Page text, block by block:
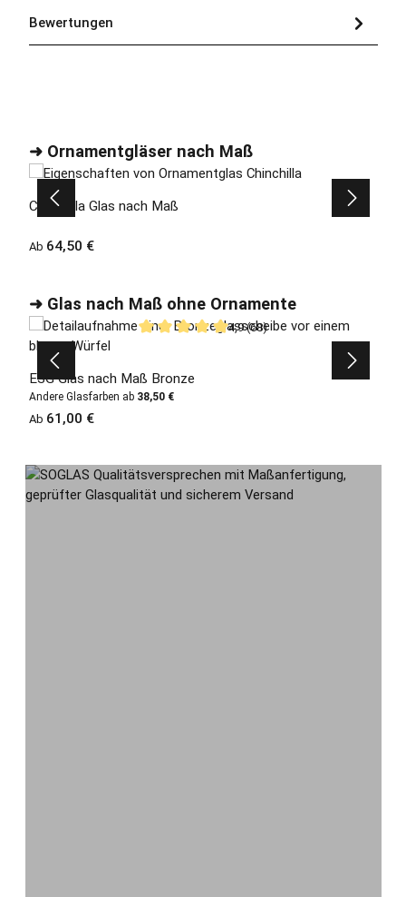
Bewertungen
Produktgalerie überspringen
➜ Ornamentgläser nach Maß
Durchschnittliche Bewertung von 4.5 von 5
4,5 (2)
Chinchilla Glas nach Maß
Regulärer Preis:
Ab 64,50 €
Produktgalerie überspringen
➜ Glas nach Maß ohne Ornamente
Durchschnittliche Bewertung von 4.91 von 5
4,9 (68)
ESG Glas nach Maß Bronze
Andere Glasfarben ab38,50 €
Regulärer Preis:
Ab 61,00 €